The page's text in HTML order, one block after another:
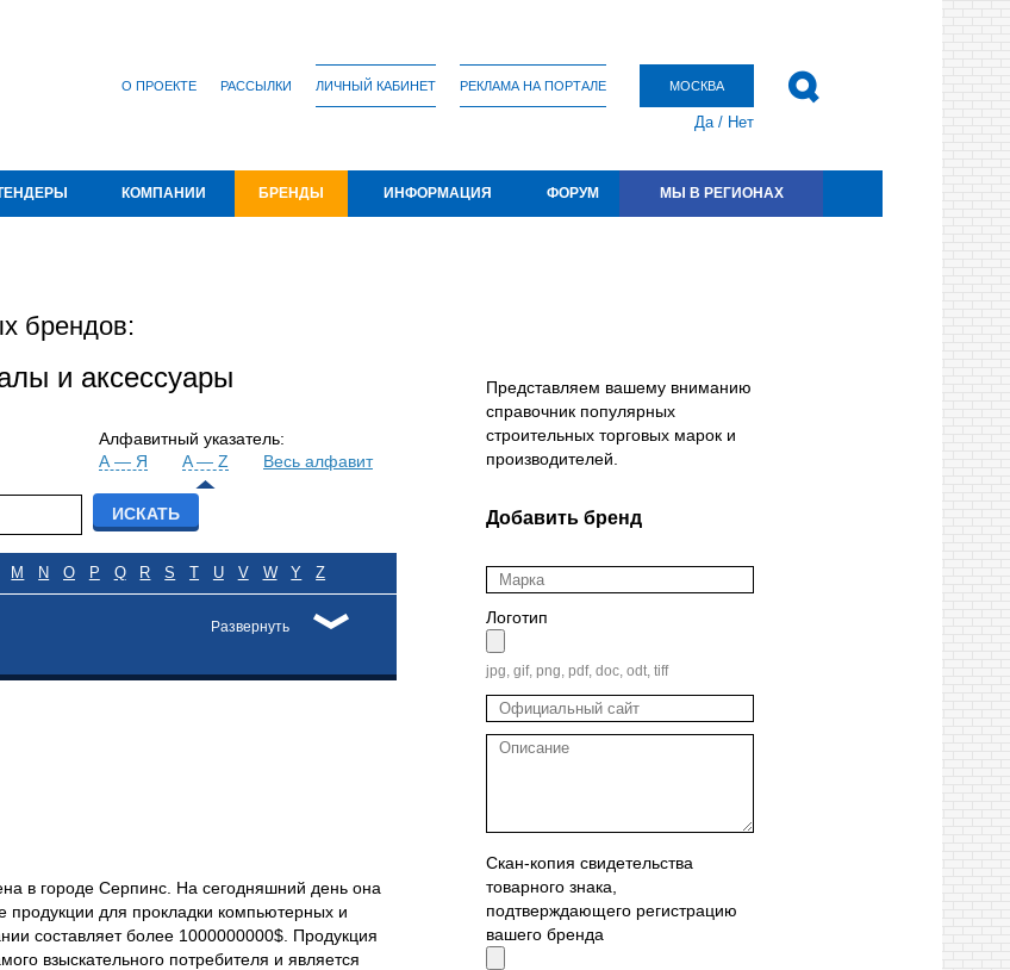
О ПРОЕКТЕ РАССЫЛКИ ЛИЧНЫЙ КАБИНЕТ РЕКЛАМА НА ПОРТАЛЕ МОСКВА
Да/ Нет
КОМПАНИИ БРЕНДЫ ИНФОРМАЦИЯ ФОРУМ МЫ В РЕГИОНАХ
Представляем вашему вниманию
справочник популярных
строительных торговых марок и
производителей.
Добавить бренд
Логотип
jpg, gif, png, pdf, doc, odt, tiff
Скан-копия свидетельства
товарного знака,
подтверждающего регистрацию
вашего бренда
брендов:
и аксессуары
Алфавитный указатель:
А — Я
A — Z Весь алфавит
M N O P Q R S T U V W Y Z
Развернуть
в городе Серпинс. На сегодняшний день она
продукции для прокладки компьютерных и
составляет более 1000000000$. Продукция
взыскательного потребителя и является